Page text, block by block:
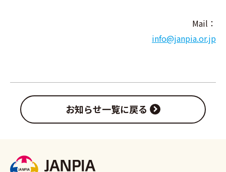
Mail：
info@janpia.or.jp
お知らせ一覧に戻る